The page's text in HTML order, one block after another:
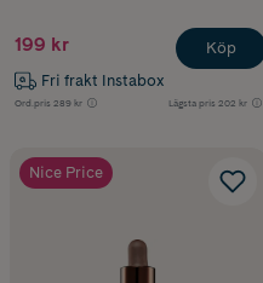
199 kr
Fri frakt Instabox
Ord.pris 289 kr Lägsta pris 202 kr
Köp
Nice Price